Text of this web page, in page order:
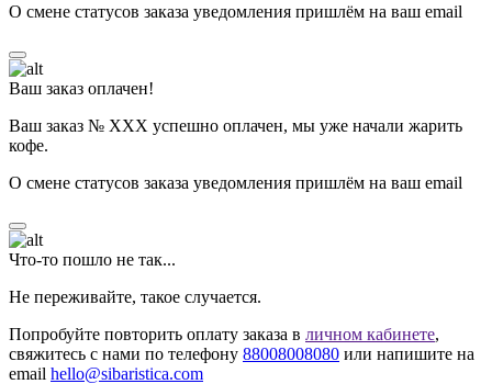
О смене статусов заказа уведомления пришлём на ваш email
Ваш заказ оплачен!
Ваш заказ № ХХХ успешно оплачен, мы уже начали жарить
кофе.
О смене статусов заказа уведомления пришлём на ваш email
Что-то пошло не так...
Не переживайте, такое случается.
Попробуйте повторить оплату заказа в личном кабинете,
свяжитесь с нами по телефону 88008008080 или напишите на
email hello@sibaristica.com